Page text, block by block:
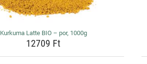
Kurkuma Latte BIO – por, 1000g
12709 Ft